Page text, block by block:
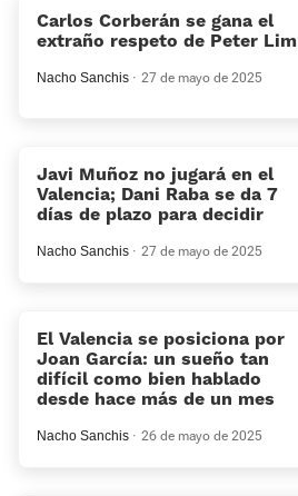
Carlos Corberán se gana el
extraño respeto de Peter Lim
Nacho Sanchis 27 de mayo de 2025
Javi Muñoz no jugará en el
Valencia; Dani Raba se da 7
días de plazo para decidir
Nacho Sanchis 27 de mayo de 2025
El Valencia se posiciona por
Joan García: un sueño tan
difícil como bien hablado
desde hace más de un mes
Nacho Sanchis 26 de mayo de 2025